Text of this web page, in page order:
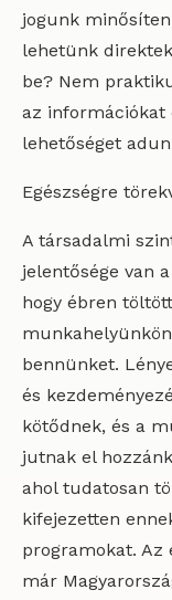
jogunk
lehetünk
be? Nem
az információkat
lehetőséget
Egészségre
A társadalmi
jelentősége van
hogy ébren
bennünket.
és
kötődnek, és a
jutnak el
ahol tudatosan
kifejezetten
programokat. Az
már